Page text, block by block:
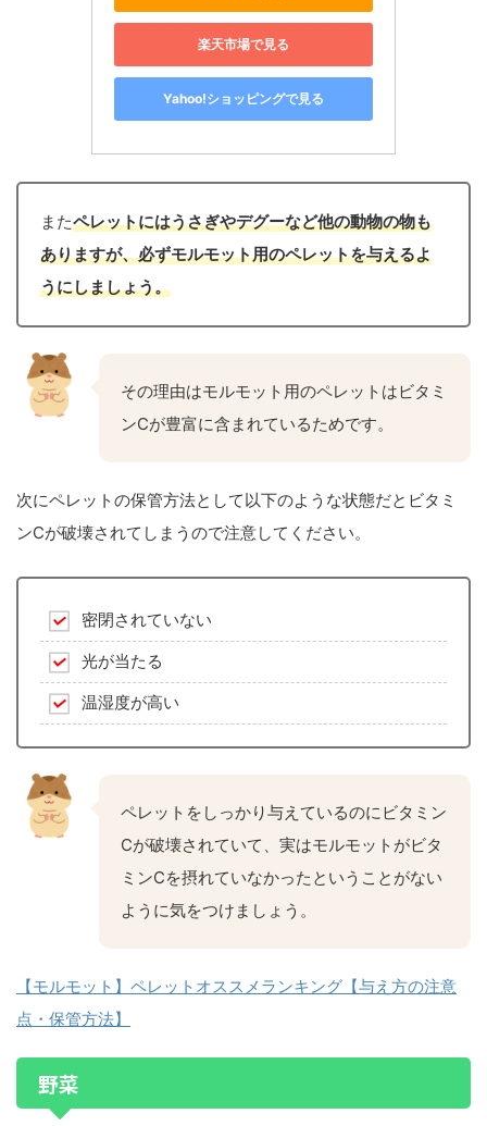
楽天市場で見る
Yahoo!ショッピングで見る
またペレットにはうさぎやデグーなど他の動物の物も
ありますが、必ずモルモット用のペレットを与えるよ
うにしましょう。
その理由はモルモット用のペレットはビタミ
ンCが豊富に含まれているためです。
次にペレットの保管方法として以下のような状態だとビタミ
ンCが破壊されてしまうので注意してください。
密閉されていない
光が当たる
温湿度が高い
ペレットをしっかり与えているのにビタミン
Cが破壊されていて、実はモルモットがビタ
ミンCを摂れていなかったということがない
ように気をつけましょう。
【モルモット】ペレットオススメランキング【与え方の注意
点・保管方法】
野菜